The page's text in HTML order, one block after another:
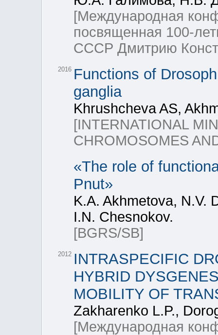
[Международная
посвященная 100-
СССР Дмитрию
2016 Functions of
ganglia
Khrushcheva AS,
[INTERNATIONAL
CHROMOSOMES
«The role of
Pnut»
K.A. Akhmetova, N.V.
I.N. Chesnokov.
[BGRS/SB]
2012 INTRASPECIFIC
HYBRID
MOBILITY OF
Zakharenko L.P.,
[Международная